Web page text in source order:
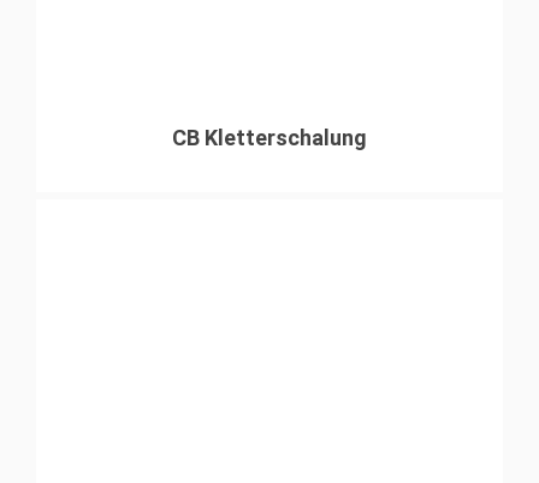
CB Kletterschalung